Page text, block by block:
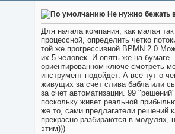
Не нужно бежать
Для начала компания, как малая
процессной, определить четко
той же прогрессивной BPMN 2.0
их 5 человек. И опять же на бумаге.
ориентированном ключе смотреть
инструмент подойдет. А все тут о
живущих за счет слива бабла или
за счет автоматизации. 99
поскольку живет реальной
же то, сами предлагатели решений
прекрасно разбираются в модулях,
этим)))